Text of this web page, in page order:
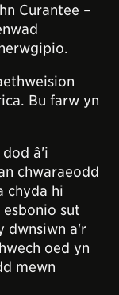
Curantee –
Bu farw yn
dod â'i
chwaraeodd
chyda hi
esbonio sut
dwnsiwn a'r
oed yn
mewn